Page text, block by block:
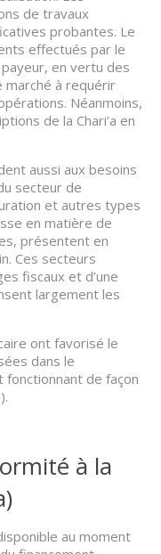
de travaux
probantes. Le
effectués par le
en vertu des
marché à requérir
Néanmoins,
de la Chari’a en
aussi aux besoins
secteur de
et autres types
en matière de
présentent en
Ces secteurs
fiscaux et d’une
largement les
ont favorisé le
dans le
fonctionnant de façon
à la
au moment